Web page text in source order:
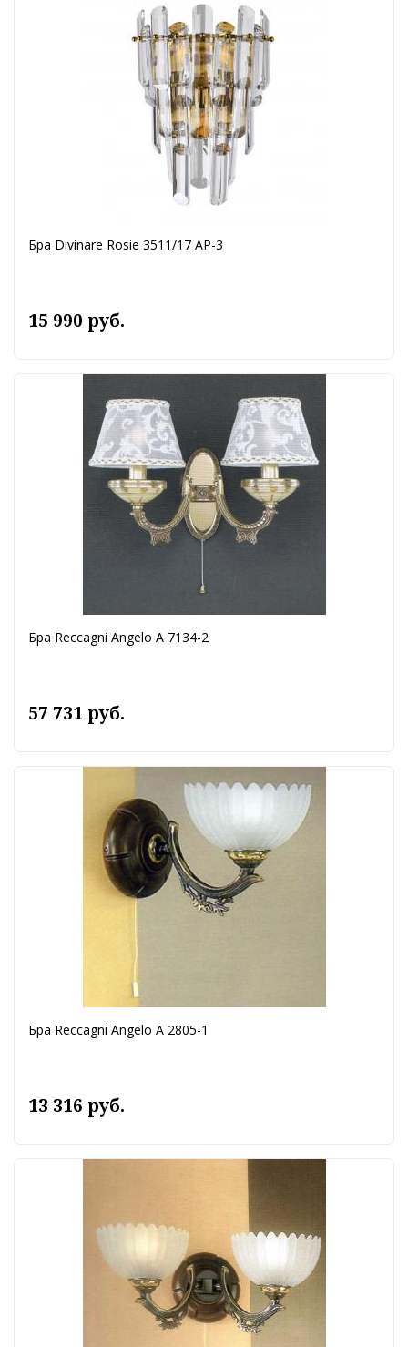
Бра Divinare Rosie 3511/17 AP-3
15 990 руб.
Бра Reccagni Angelo A 7134-2
57 731 руб.
Бра Reccagni Angelo A 2805-1
13 316 руб.